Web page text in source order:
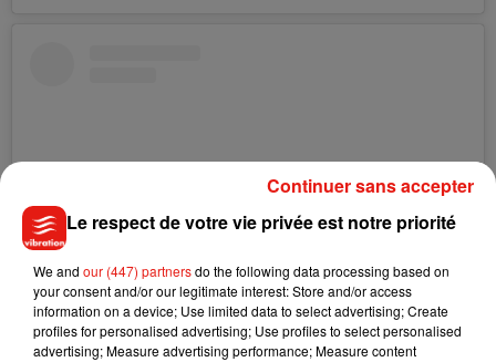
Voir cette publication sur Instagram
Le respect de votre vie privée est notre priorité
We and our (447) partnersdo the following data processing based on
your consent and/or our legitimate interest: Store and/or access
information on a device; Use limited data to select advertising; Create
profiles for personalised advertising; Use profiles to select personalised
advertising; Measure advertising performance; Measure content
Continuer sans accepter